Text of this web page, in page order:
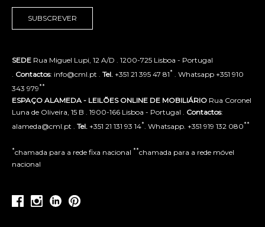
SUBSCREVER
SEDE Rua Miguel Lupi, 12 A/D . 1200-725 Lisboa - Portugal
. Contactos: info@cml.pt . Tel. +351 21 395 47 81* . Whatsapp +351 910
343 979**
ESPAÇO ALAMEDA - LEILÕES ONLINE DE MOBILIÁRIO Rua Coronel
Luna de Oliveira, 15 B . 1900-166 Lisboa - Portugal . Contactos:
alameda@cml.pt . Tel. +351 21 131 93 14*. Whatsapp. +351 919 132 080**
*chamada para a rede fixa nacional **chamada para a rede móvel
nacional